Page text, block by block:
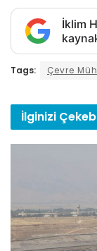
İklim
Tags: Çevre
İlginizi